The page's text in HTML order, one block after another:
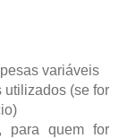
variáveis
utilizados (se for
para quem for